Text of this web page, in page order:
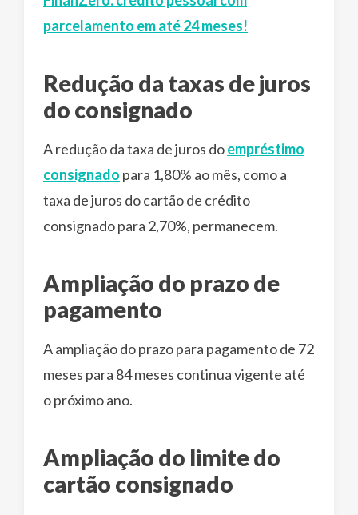
parcelamento em até 24 meses!
Redução da taxas de juros
do consignado
A redução da taxa de juros doempréstimo
consignado para 1,80% ao mês, como a
taxa de juros do cartão de crédito
consignado para 2,70%, permanecem.
Ampliação do prazo de
pagamento
A ampliação do prazo para pagamento de 72
meses para 84 meses continua vigente até
o próximo ano.
Ampliação do limite do
cartão consignado